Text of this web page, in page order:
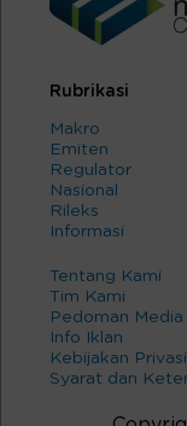
Rubrikasi
Makro
Emiten
Regulator
Nasional
Rileks
Informasi
Tentang Kami
Tim Kami
Pedoman Media
Info Iklan
Kebijakan Privasi
Syarat dan